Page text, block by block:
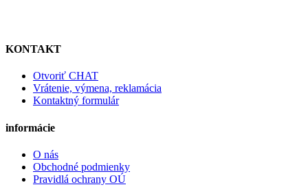
KONTAKT
Otvoriť CHAT
Vrátenie, výmena, reklamácia
Kontaktný formulár
informácie
O nás
Obchodné podmienky
Pravidlá ochrany OÚ